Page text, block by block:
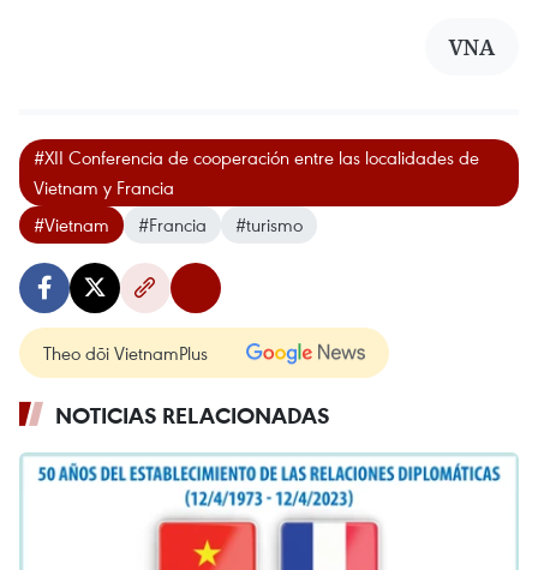
VNA
#XII Conferencia de cooperación entre las localidades de
Vietnam y Francia
#Vietnam
#Francia #turismo
Theo dõi VietnamPlus
NOTICIAS RELACIONADAS